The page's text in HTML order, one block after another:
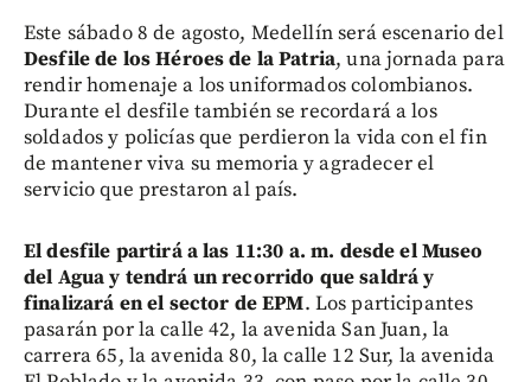
Este sábado 8 de agosto, Medellín será escenario del
Desfile de los Héroes de la Patria, una jornada para
rendir homenaje a los uniformados colombianos.
Durante el desfile también se recordará a los
soldados y policías que perdieron la vida con el fin
de mantener viva su memoria y agradecer el
servicio que prestaron al país.
El desfile partirá a las 11:30 a. m. desde el Museo
del Agua y tendrá un recorrido que saldrá y
finalizará en el sector de EPM. Los participantes
pasarán por la calle 42, la avenida San Juan, la
carrera 65, la avenida 80, la calle 12 Sur, la avenida